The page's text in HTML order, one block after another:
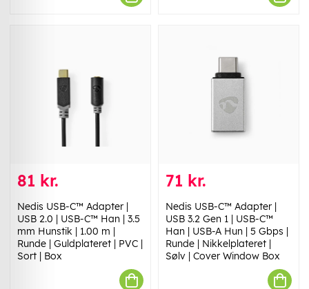
81 kr.
Nedis USB-C™ Adapter |
USB 2.0 | USB-C™ Han | 3.5
mm Hunstik | 1.00 m |
Runde | Guldplateret | PVC |
Sort | Box
71 kr.
Nedis USB-C™ Adapter |
USB 3.2 Gen 1 | USB-C™
Han | USB-A Hun | 5 Gbps |
Runde | Nikkelplateret |
Sølv | Cover Window Box